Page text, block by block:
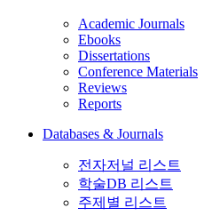
Academic Journals
Ebooks
Dissertations
Conference Materials
Reviews
Reports
Databases & Journals
전자저널 리스트
학술DB 리스트
주제별 리스트